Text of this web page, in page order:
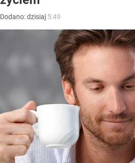
Dodano:dzisiaj 5:49